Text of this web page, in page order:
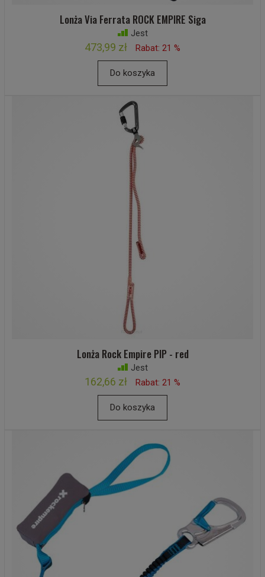
Lonża Via Ferrata ROCK EMPIRE Siga
Jest
473,99 zł Rabat: 21 %
Do koszyka
Lonża Rock Empire PIP - red
Jest
162,66 zł Rabat: 21 %
Do koszyka